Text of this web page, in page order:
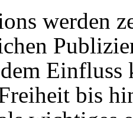
werden
Einfluss
bis